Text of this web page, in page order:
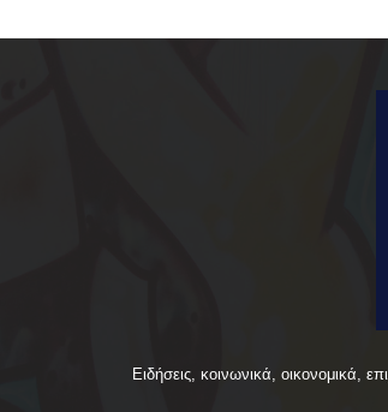
Ειδήσεις, κοινωνικά, οικονομικά,